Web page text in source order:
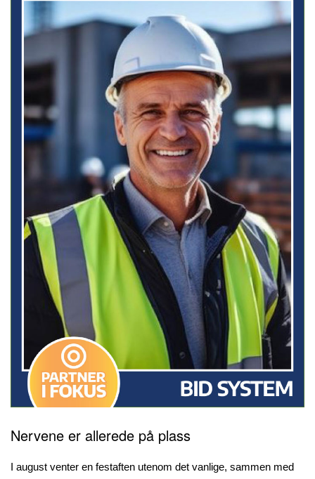
Nervene er allerede på plass
I august venter en festaften utenom det vanlige, sammen med